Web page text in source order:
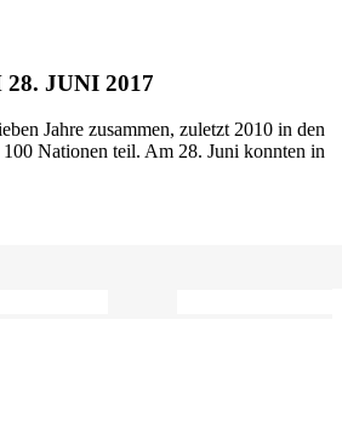
JUNI 2017
Jahre zusammen, zuletzt 2010 in den
Nationen teil. Am 28. Juni konnten in